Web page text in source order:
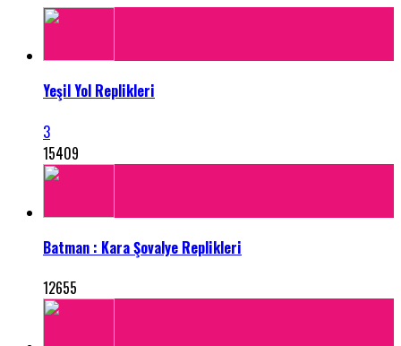
Yeşil Yol Replikleri
3
15409
Batman : Kara Şovalye Replikleri
12655